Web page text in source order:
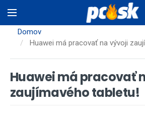
na
hlavnýDomov
Huawei má pracovať na vývoji
Huawei má pracovať
zaujímavého tabletu!